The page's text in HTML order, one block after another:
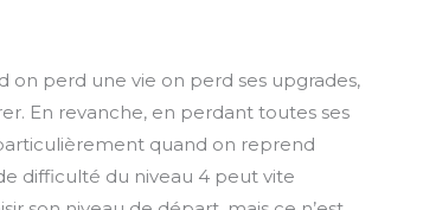
s
c
on perd une vie on perd ses upgrades,
En revanche, en perdant toutes ses
quand on reprend
difficulté du niveau 4 peut vite